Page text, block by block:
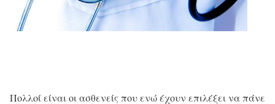
Πολλοί είναι οι ασθενείς που ενώ έχουν επιλέξει να πάνε